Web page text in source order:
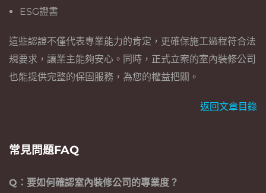
ESG證書
這些認證不僅代表專業能力的肯定，更確保施工過程符合法
規要求，讓業主能夠安心。同時，正式立案的室內裝修公司
也能提供完整的保固服務，為您的權益把關。
返回文章目錄
常見問題FAQ
Q：要如何確認室內裝修公司的專業度？